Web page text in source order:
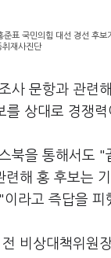
표 국민의힘 대선 경선 후
재사진단
사 문항과 관련
상대로 경쟁
북을 통해서도
련해 홍 후보는
라고 즉답을 피
비상대책위원